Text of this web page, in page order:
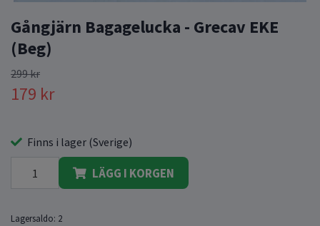
Gångjärn Bagagelucka - Grecav EKE
(Beg)
299 kr
179 kr
Finns i lager (Sverige)
LÄGG I KORGEN
Lagersaldo: 2